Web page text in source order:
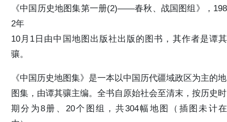
《中国历史地图集第一册(2)——春秋、战国图组》，198
2年
10月1日由中国地图出版社出版的图书，其作者是谭其
骧。
《中国历史地图集》是一本以中国历代疆域政区为主的地
图集，由谭其骧主编。全书自原始社会至清末，按历史时
期分为8册、20个图组，共304幅地图（插图未计在